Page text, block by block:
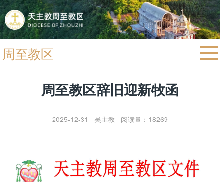
周至教区
教会圣月
周至教区辞旧迎新牧函
2025-12-31 吴主教 阅读量：18269